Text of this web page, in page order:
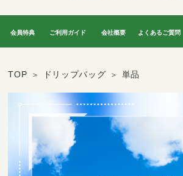
会員特典 ご利用ガイド 会社概要 よくあるご質問
TOP ドリップバッグ 単品